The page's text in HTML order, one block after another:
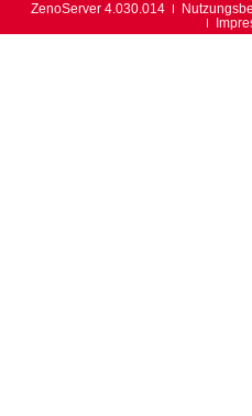
ZenoServer 4.030.014